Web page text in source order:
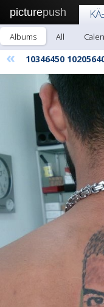
picturepush
Albums All
« 10346450